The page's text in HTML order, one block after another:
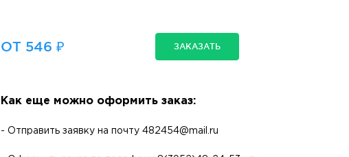
ОТ 546 ₽ ЗАКАЗАТЬ
Как еще можно оформить заказ:
- Отправить заявку на почту 482454@mail.ru